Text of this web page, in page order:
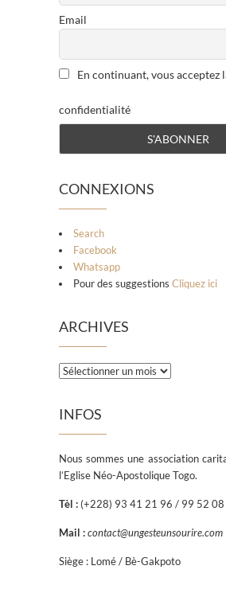
Email
En continuant, vous acceptez
confidentialité
CONNEXIONS
Search
Facebook
Whatsapp
Pour des suggestions Cliquez ici
ARCHIVES
INFOS
Nous sommes une association
l’Eglise Néo-Apostolique Togo.
Tèl : (+228) 93 41 21 96 / 99 52 08
Mail :contact@ungesteunsourire.com
Siège : Lomé / Bè-Gakpoto